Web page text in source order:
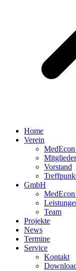
Home
Verein
Mitglieder
Vorstand
GmbH
Team
Projekte
News
Termine
Service
Kontakt